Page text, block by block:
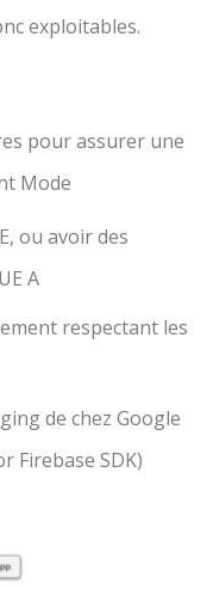
exploitables.
pour assurer une
Mode
ou avoir des
A
respectant les
de chez Google
Firebase SDK)